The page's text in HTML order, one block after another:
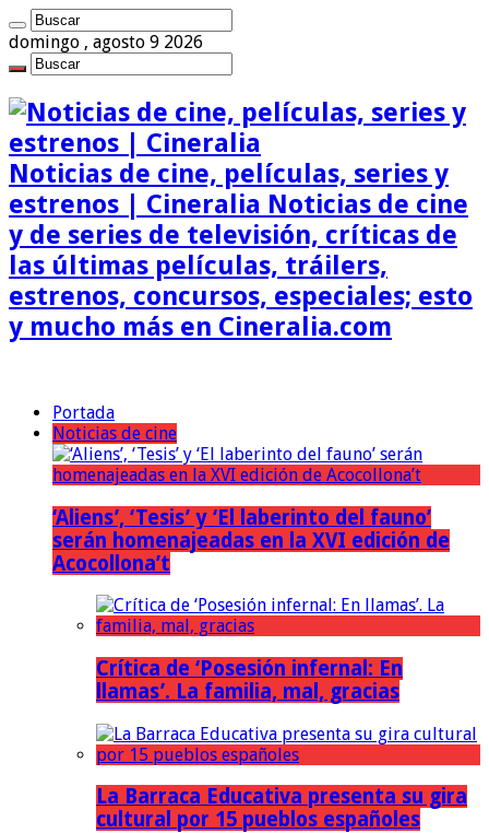
domingo , agosto 9 2026
Noticias de cine, películas, series y
estrenos | Cineralia Noticias de cine
y de series de televisión, críticas de
las últimas películas, tráilers,
estrenos, concursos, especiales; esto
y mucho más en Cineralia.com
Portada
Noticias de cine
‘Aliens’, ‘Tesis’ y ‘El laberinto del fauno’
serán homenajeadas en la XVI edición de
Acocollona’t
Crítica de ‘Posesión infernal: En
llamas’. La familia, mal, gracias
La Barraca Educativa presenta su gira
cultural por 15 pueblos españoles